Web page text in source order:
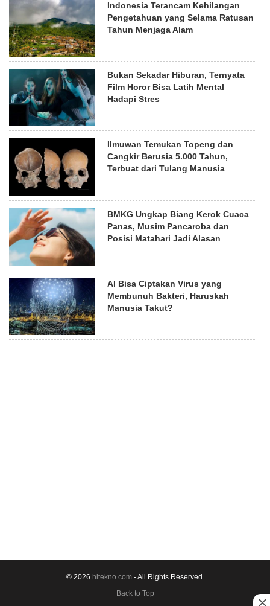
Indonesia Terancam Kehilangan
Pengetahuan yang Selama Ratusan
Tahun Menjaga Alam
Bukan Sekadar Hiburan, Ternyata
Film Horor Bisa Latih Mental
Hadapi Stres
Ilmuwan Temukan Topeng dan
Cangkir Berusia 5.000 Tahun,
Terbuat dari Tulang Manusia
BMKG Ungkap Biang Kerok Cuaca
Panas, Musim Pancaroba dan
Posisi Matahari Jadi Alasan
AI Bisa Ciptakan Virus yang
Membunuh Bakteri, Haruskah
Manusia Takut?
© 2026 hitekno.com- All Rights Reserved.
Back to Top